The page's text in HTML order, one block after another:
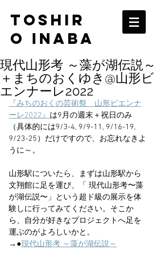
TOSHIR
O INABA
現代山形考 ～藻が湖伝説～
＋まちのおくゆき@山形ビ
エンナーレ2022
『みちのおくの芸術祭　山形ビエンナ
ーレ2022』は9月の週末＋祝日のみ
（具体的には9/3-4, 9/9-11, 9/16-19,
9/23-25）だけですので、お忘れなきよ
うに～。
山形駅についたら、まずは山形駅から
文翔館に足を運び、「 現代山形考〜藻
が湖伝説〜」という超ド級の展示を体
験しに行ってみてください。そこか
ら、自分が好きなプロジェクトへ足を
運ぶのがよろしいかと。
→●現代山形考 ～藻が湖伝説～